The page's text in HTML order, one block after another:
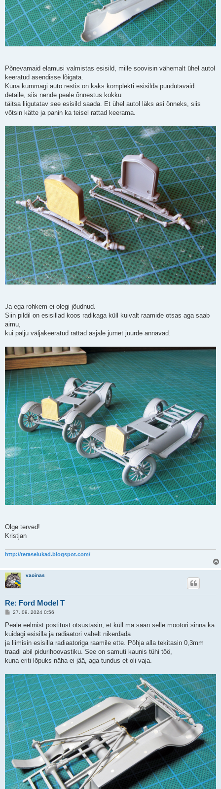
Põnevamaid elamusi valmistas esisild, mille soovisin vähemalt ühel autol
keeratud asendisse lõigata.
Kuna kummagi auto restis on kaks komplekti esisilda puudutavaid
detaile, siis nende peale õnnestus kokku
täitsa liigutatav see esisild saada. Et ühel autol läks asi õnneks, siis
võtsin kätte ja panin ka teisel rattad keerama.
Ja ega rohkem ei olegi jõudnud.
Siin pildil on esisillad koos radikaga küll kuivalt raamide otsas aga saab
aimu,
kui palju väljakeeratud rattad asjale jumet juurde annavad.
Olge terved!
Kristjan
http://teraselukad.blogspot.com/
vaoinas
Re: Ford Model T
P
s
i
t
s
27. 09. 2024 0:56
Peale eelmist postitust otsustasin, et küll ma saan selle mootori sinna ka
kuidagi esisilla ja radiaatori vahelt nikerdada
ja liimisin esisilla radiaatoriga raamile ette. Põhja alla tekitasin 0,3mm
traadi abil pidurihoovastiku. See on samuti kaunis tühi töö,
kuna eriti lõpuks näha ei jää, aga tundus et oli vaja.